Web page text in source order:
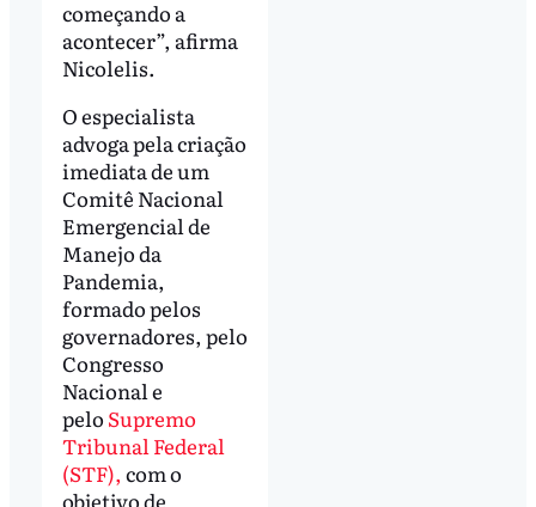
começando a
acontecer”, afirma
Nicolelis.
O especialista
advoga pela criação
imediata de um
Comitê Nacional
Emergencial de
Manejo da
Pandemia,
formado pelos
governadores, pelo
Congresso
Nacional e
pelo Supremo
Tribunal Federal
(STF), com o
objetivo de